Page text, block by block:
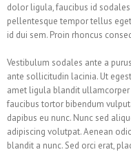
dolor ligula, faucibus id
pellentesque tempor tellus
id dui sem. Proin rhoncus
Vestibulum sodales ante a
ante sollicitudin lacinia. Ut
amet ligula blandit
faucibus tortor bibendum
dapibus eu nunc. Nunc sed
adipiscing volutpat. Aenean
blandit a nunc. Sed orci erat,